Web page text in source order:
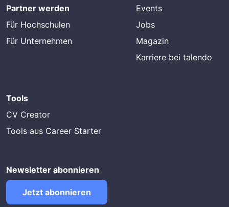
Partner werden
Für Hochschulen
Für Unternehmen
Events
Jobs
Magazin
Karriere bei talendo
Tools
CV Creator
Tools aus Career Starter
Newsletter abonnieren
Jetzt abonnieren